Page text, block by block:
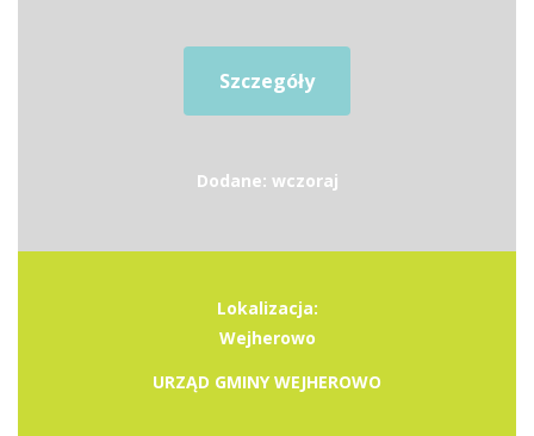
Szczegóły
Dodane: wczoraj
Lokalizacja:
Wejherowo
URZĄD GMINY WEJHEROWO